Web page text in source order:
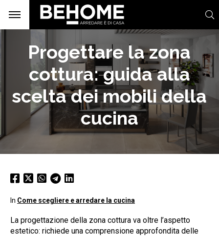
Progettare la zona
cottura: guida alla
scelta dei mobili della
cucina
In Come scegliere e arredare la cucina
La progettazione della zona cottura va oltre l’aspetto
estetico: richiede una comprensione approfondita delle